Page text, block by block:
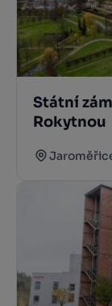
Státní
Rokytnou